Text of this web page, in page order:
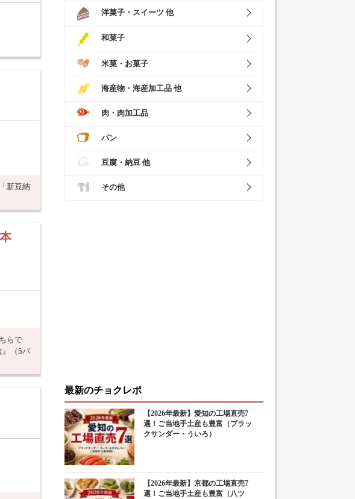
新豆納
らで
』（5パ
洋菓子・スイーツ 他
和菓子
米菓・お菓子
海産物・海産加工品 他
肉・肉加工品
パン
豆腐・納豆 他
その他
最新のチョクレポ
【2026年最新】愛知の工場直売7
選！ご当地手土産も豊富（ブラッ
クサンダー・ういろ）
【2026年最新】京都の工場直売7
選！ご当地手土産も豊富（八ツ